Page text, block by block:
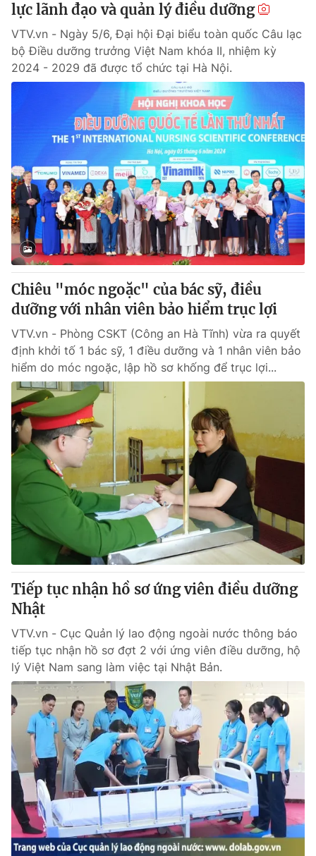
Tổng đài VTV:024.38 355 931 - 024.38 355 932
Ðiện thoại Thời báo VTV:
024.66 897 897
Email:toasoan@vtv.vn
Liên hệ quảng cáo:024-7300.7108
® Cấm sao chép dưới mọi hình thức nếu không có sự chấp
thuận bằng văn bản. Ghi rõ nguồn VTV.vn khi phát hành lại
thông tin từ website này.
lực lãnh đạo và quản lý điều dưỡng
VTV.vn - Ngày 5/6, Đại hội Đại biểu toàn quốc Câu lạc
bộ Điều dưỡng trưởng Việt Nam khóa II, nhiệm kỳ
2024 - 2029 đã được tổ chức tại Hà Nội.
Chiêu "móc ngoặc" của bác sỹ, điều
dưỡng với nhân viên bảo hiểm trục lợi
VTV.vn - Phòng CSKT (Công an Hà Tĩnh) vừa ra quyết
định khởi tố 1 bác sỹ, 1 điều dưỡng và 1 nhân viên bảo
hiểm do móc ngoặc, lập hồ sơ khống để trục lợi...
Tiếp tục nhận hồ sơ ứng viên điều dưỡng
Nhật
VTV.vn - Cục Quản lý lao động ngoài nước thông báo
tiếp tục nhận hồ sơ đợt 2 với ứng viên điều dưỡng, hộ
lý Việt Nam sang làm việc tại Nhật Bản.